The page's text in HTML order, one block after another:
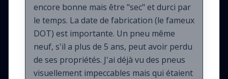
encore bonne mais être "sec" et durci par
le temps. La date de fabrication (le fameux
DOT) est importante. Un pneu même
neuf, s'il a plus de 5 ans, peut avoir perdu
de ses propriétés. J'ai déjà vu des pneus
visuellement impeccables mais qui étaient